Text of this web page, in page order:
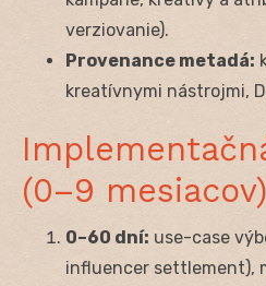
verziovanie).
Provenance metadá:
kreatívnymi nástrojmi,
(0–9 mesiacov)
0–60 dní: use-case
influencer settlement),